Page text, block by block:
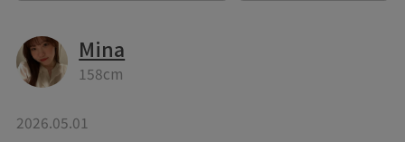
Mina
158cm
2026.05.01